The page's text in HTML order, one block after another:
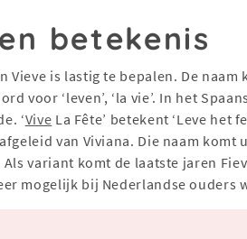
betekenis
Vieve is lastig te bepalen. De
voor ‘leven’, ‘la vie’. In het
‘Vive La Fête’ betekent ‘Leve het
van Viviana. Die naam komt
Als variant komt de laatste jaren
mogelijk bij Nederlandse ouders